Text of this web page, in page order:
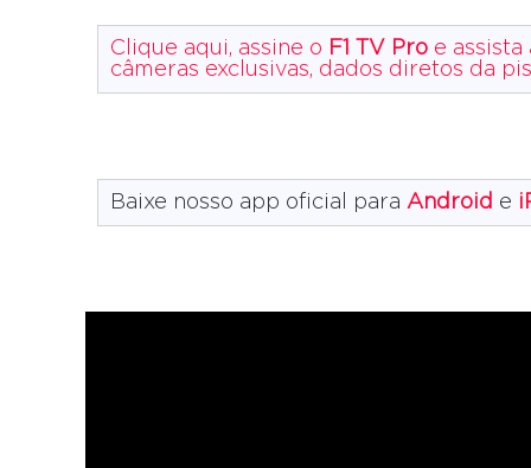
Clique aqui, assine o F1 TV Pro e assista
câmeras exclusivas, dados diretos da
Baixe nosso app oficial para Android e